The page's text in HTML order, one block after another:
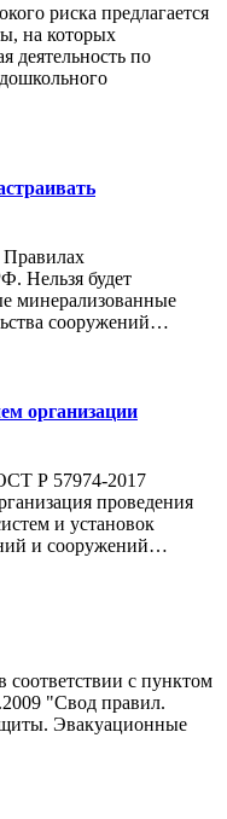
риска предлагается
на которых
деятельность по
Правилах
Нельзя будет
минерализованные
сооружений…
организации
Р 57974-2017
проведения
и установок
и сооружений…
соответствии с пунктом
"Свод правил.
Эвакуационные